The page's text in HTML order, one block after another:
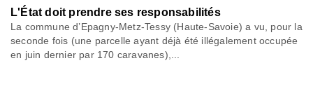
L'État doit prendre ses responsabilités
La commune d’Epagny-Metz-Tessy (Haute-Savoie) a vu, pour la
seconde fois (une parcelle ayant déjà été illégalement occupée
en juin dernier par 170 caravanes),...